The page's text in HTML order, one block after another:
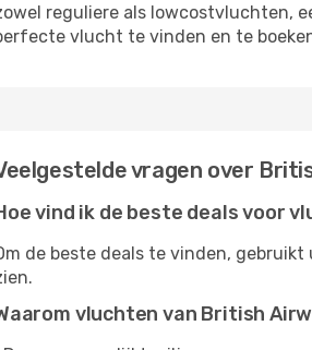
reguliere als lowcostvluchten,
vlucht te vinden en te
vragen over
vind ik de beste deals voor
de beste deals te vinden,
vluchten van British